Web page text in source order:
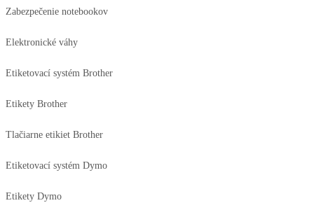
Zabezpečenie notebookov
Elektronické váhy
Etiketovací systém Brother
Etikety Brother
Tlačiarne etikiet Brother
Etiketovací systém Dymo
Etikety Dymo